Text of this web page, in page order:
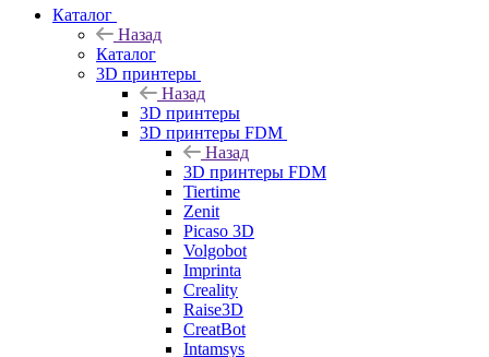
Каталог
Назад
Каталог
3D принтеры
Назад
3D принтеры
3D принтеры FDM
Назад
3D принтеры FDM
Tiertime
Zenit
Picaso 3D
Volgobot
Imprinta
Creality
Raise3D
CreatBot
Intamsys